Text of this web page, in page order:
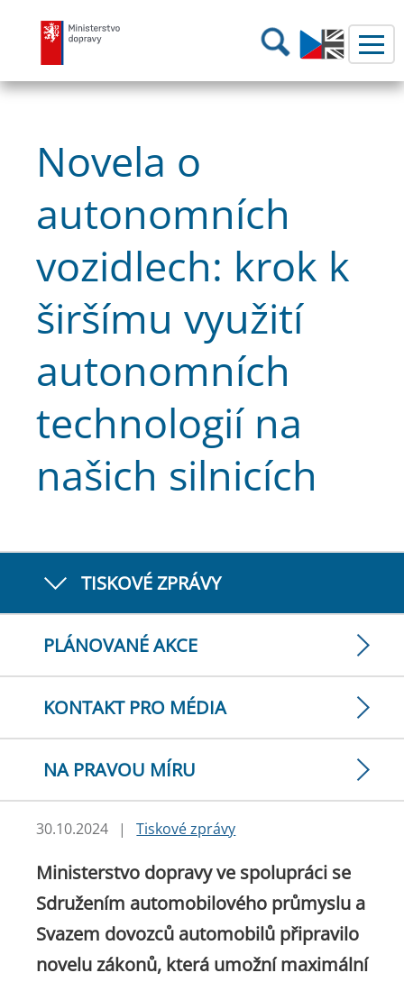
Ministerstvo dopravy Hledání
Novela o
autonomních
vozidlech: krok k
širšímu využití
autonomních
technologií na
našich silnicích
TISKOVÉ ZPRÁVY
PLÁNOVANÉ AKCE
KONTAKT PRO MÉDIA
NA PRAVOU MÍRU
30.10.2024 | Tiskové zprávy
Ministerstvo dopravy ve spolupráci se
Sdružením automobilového průmyslu a
Svazem dovozců automobilů připravilo
novelu zákonů, která umožní maximální